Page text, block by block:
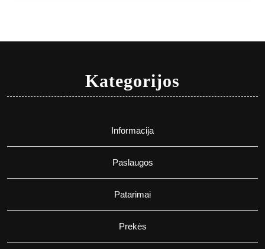
Kategorijos
Informacija
Paslaugos
Patarimai
Prekės